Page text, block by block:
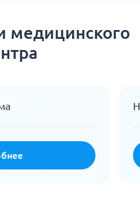
медицинского